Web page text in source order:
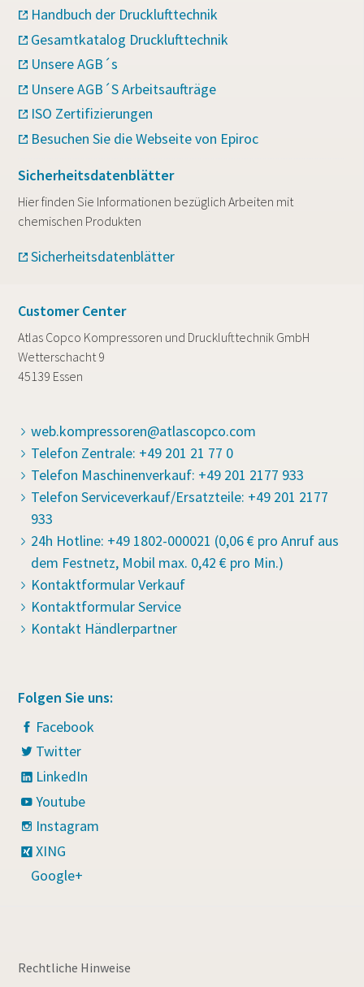
Handbuch der Drucklufttechnik
Gesamtkatalog Drucklufttechnik
Unsere AGB´s
Unsere AGB´S Arbeitsaufträge
ISO Zertifizierungen
Besuchen Sie die Webseite von Epiroc
Sicherheitsdatenblätter
Hier finden Sie Informationen bezüglich Arbeiten mit
chemischen Produkten
Sicherheitsdatenblätter
Customer Center
Atlas Copco Kompressoren und Drucklufttechnik GmbH
Wetterschacht 9
45139 Essen
web.kompressoren@atlascopco.com
Telefon Zentrale: +49 201 21 77 0
Telefon Maschinenverkauf: +49 201 2177 933
Telefon Serviceverkauf/Ersatzteile: +49 201 2177
933
24h Hotline: +49 1802-000021 (0,06 € pro Anruf aus
dem Festnetz, Mobil max. 0,42 € pro Min.)
Kontaktformular Verkauf
Kontaktformular Service
Kontakt Händlerpartner
Folgen Sie uns:
Facebook
Twitter
LinkedIn
Youtube
Instagram
XING
Google+
Rechtliche Hinweise